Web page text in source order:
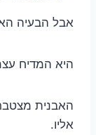
אבל הבעיה
היא המדיח
האבנית
אליו.